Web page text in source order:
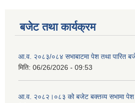
बजेट तथा कार्यक्रम
आ.व. २०८३/०८४ सभाबाटमा पेश तथा पारित
मिति: 06/26/2026 - 09:53
आ‍.व. २०८२।०८३ को बजेट बक्तव्य सभामा पेश